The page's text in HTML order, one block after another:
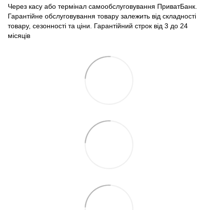
Через касу або термінал самообслуговування ПриватБанк.
Гарантійне обслуговування товару залежить від складності
товару, сезонності та ціни. Гарантійний строк від 3 до 24
місяців